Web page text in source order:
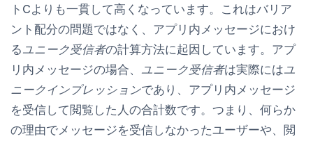
トCよりも一貫して高くなっています。これはバリア
ント配分の問題ではなく、アプリ内メッセージにおけ
るユニーク受信者の計算方法に起因しています。アプ
リ内メッセージの場合、 ユニーク受信者は実際にはユ
ニークインプレッションであり、アプリ内メッセージ
を受信して閲覧した人の合計数です。つまり、何らか
の理由でメッセージを受信しなかったユーザーや、閲